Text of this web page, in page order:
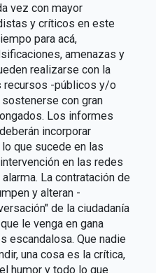
vez con mayor
y críticos en este
para acá,
amenazas y
realizarse con la
-públicos y/o
con gran
Los informes
incorporar
que sucede en las
en las redes
La contratación de
y alteran -
de la ciudadanía
le venga en gana
escandalosa. Que nadie
una cosa es la crítica,
humor y todo lo que